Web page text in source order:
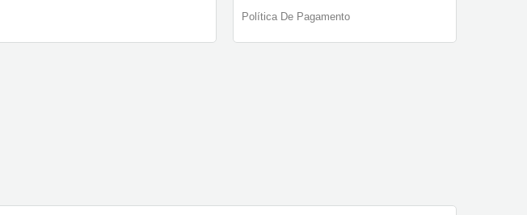
Política De Pagamento